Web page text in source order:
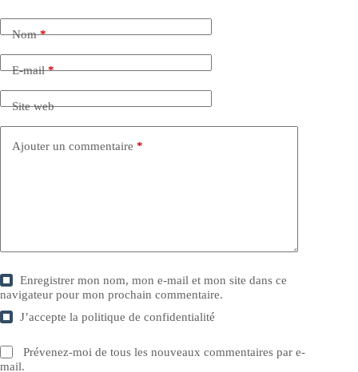
Nom*
E-mail*
Site web
Ajouter un commentaire *
Enregistrer mon nom, mon e-mail et mon site dans ce
navigateur pour mon prochain commentaire.
J’accepte lapolitique de confidentialité
Prévenez-moi de tous les nouveaux commentaires par e-
mail.